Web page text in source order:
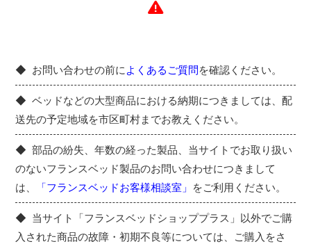
お問い合わせの前に よくあるご質問を確認ください。
ベッドなどの大型商品における納期につきましては、配
送先の予定地域を市区町村までお教えください。
部品の紛失、年数の経った製品、当サイトでお取り扱い
のないフランスベッド製品のお問い合わせにつきまして
は、
「フランスベッドお客様相談室」 をご利用ください。
当サイト「フランスベッドショッププラス」以外でご購
入された商品の故障・初期不良等については、ご購入をさ